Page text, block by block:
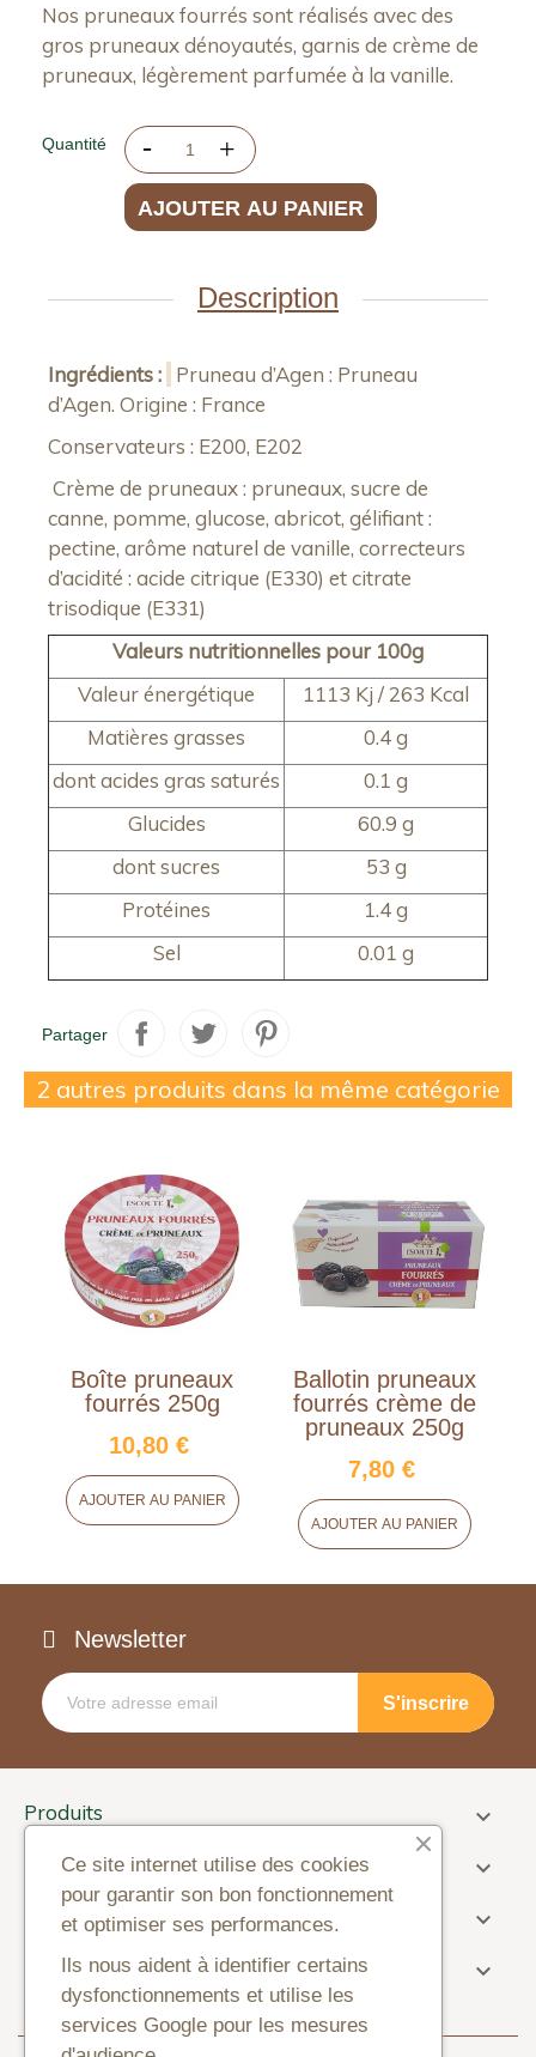
Nos pruneaux fourrés sont réalisés avec des
gros pruneaux dénoyautés, garnis de crème de
pruneaux, légèrement parfumée à la vanille.
Quantité
AJOUTER AU PANIER
Description
Ingrédients :
Pruneau d’Agen : Pruneau
d’Agen. Origine : France
Conservateurs : E200, E202
Crème de pruneaux : pruneaux, sucre de
canne, pomme, glucose, abricot, gélifiant :
pectine, arôme naturel de vanille, correcteurs
d’acidité : acide citrique (E330) et citrate
trisodique (E331)
Valeurs nutritionnelles pour 100g
Valeur énergétique
1113 Kj / 263 Kcal
Matières grasses
0.4 g
dont acides gras saturés
0.1 g
Glucides
60.9 g
dont sucres
53 g
Protéines
1.4 g
Sel
0.01 g
Partager
2 autres produits dans la même catégorie
Boîte pruneaux
fourrés 250g
10,80 €
AJOUTER AU PANIER
Ballotin pruneaux
fourrés crème de
pruneaux 250g
7,80 €
AJOUTER AU PANIER
Newsletter
Produits 
Informations 
Paiement 
Information sur la boutique 
Ce site internet utilise des cookies
pour garantir son bon fonctionnement
et optimiser ses performances.
Ils nous aident à identifier certains
dysfonctionnements et utilise les
services Google pour les mesures